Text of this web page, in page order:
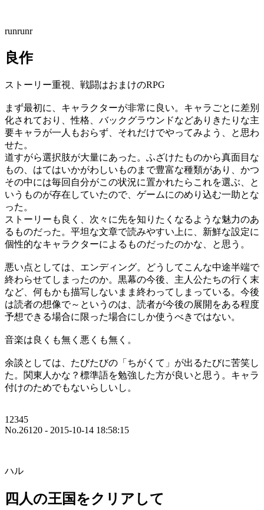
runrunr
良作
ストーリー重視、戦闘はおまけのRPG
まず最初に、キャラクターが非常に良い。キャラごとに差別
化されており、性格、バックグラウンドなどありきたりな主
要キャラが一人もおらず、それだけでやってみよう、と思わ
せた。
道すがら選択肢が大量にあった。ふざけたものから真面目な
もの、はてはいかがわしいものまで豊富な種類があり、かつ
その中には毎回自分がこの状況に置かれたらこれを選ぶ、と
いうものが存在していたので、ゲームにのめり込む一助とな
った。
ストーリーも良く、次々に先を知りたくなるような魅力のあ
るものだった。平坦な文章で読みやすい上に、新鮮な設定に
個性的なキャラクターによるものだったのかな、と思う。
悪い点としては、エンディング。どうしてこんな中途半端で
終わらせてしまったのか。黒幕の今後、主人公たちの行く末
など、何もかも描写しないまま終わってしまっている。今後
は読者の想像で～というのは、読者が今後の展開をある程度
予想できる場合に限った場合にしか使うべきではない。
音楽は良くも無く悪くも無く。
余談としては、たびたびの「ちがくて」が出るたびに苦笑し
た。関東人かな？標準語を勉強した方が良いと思う。キャラ
付けのためでもないらしいし。
12345
No.26120 - 2015-10-14 18:58:15
ハル
四人の王国をクリアして